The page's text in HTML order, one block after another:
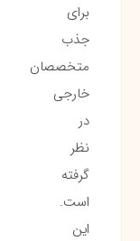
برای
جذب
متخصصان
خارجی
در
نظر
گرفته
است.
این